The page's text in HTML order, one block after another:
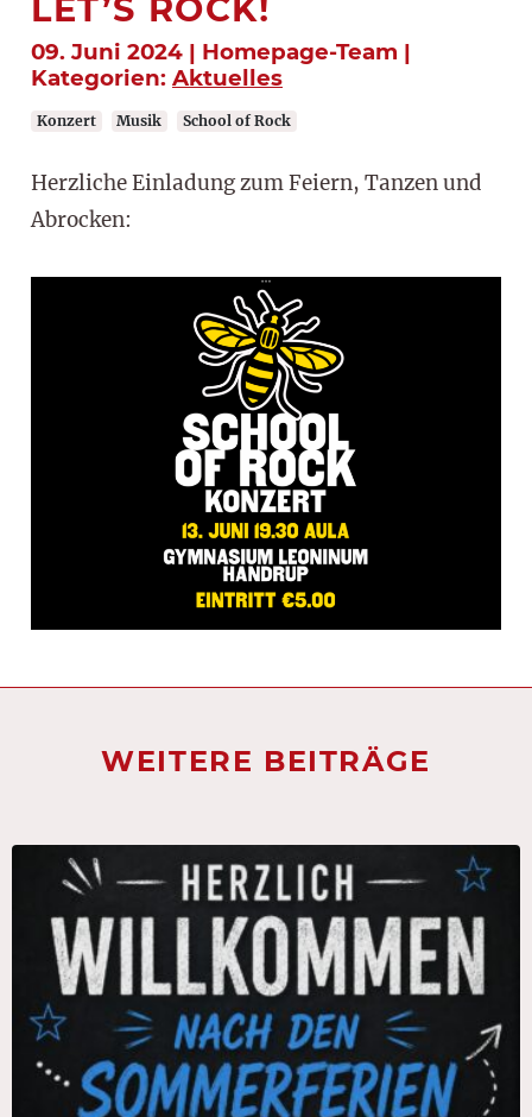
LET’S ROCK!
09. Juni 2024 | Homepage-Team |
Kategorien: Aktuelles
Konzert Musik School of Rock
Herzliche Einladung zum Feiern, Tanzen und
Abrocken:
WEITERE BEITRÄGE